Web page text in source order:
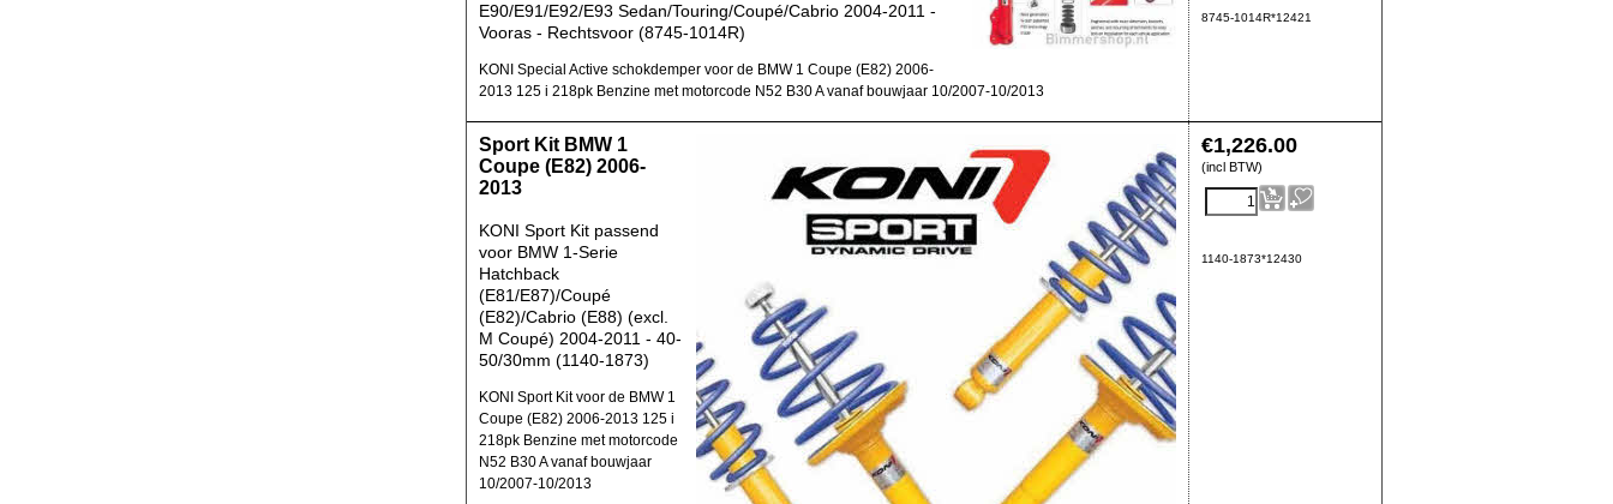
8745-1014R*12421
E90/E91/E92/E93 Sedan/Touring/Coupé/Cabrio 2004-2011 -
Vooras - Rechtsvoor (8745-1014R)
KONI Special Active schokdemper voor de BMW 1 Coupe (E82) 2006-
2013 125 i 218pk Benzine met motorcode N52 B30 A vanaf bouwjaar 10/2007-10/2013
€1,226.00
(incl BTW)
1140-1873*12430
Sport Kit BMW 1
Coupe (E82) 2006-
2013
KONI Sport Kit passend
voor BMW 1-Serie
Hatchback
(E81/E87)/Coupé
(E82)/Cabrio (E88) (excl.
M Coupé) 2004-2011 - 40-
50/30mm (1140-1873)
KONI Sport Kit voor de BMW 1
Coupe (E82) 2006-2013 125 i
218pk Benzine met motorcode
N52 B30 A vanaf bouwjaar
10/2007-10/2013